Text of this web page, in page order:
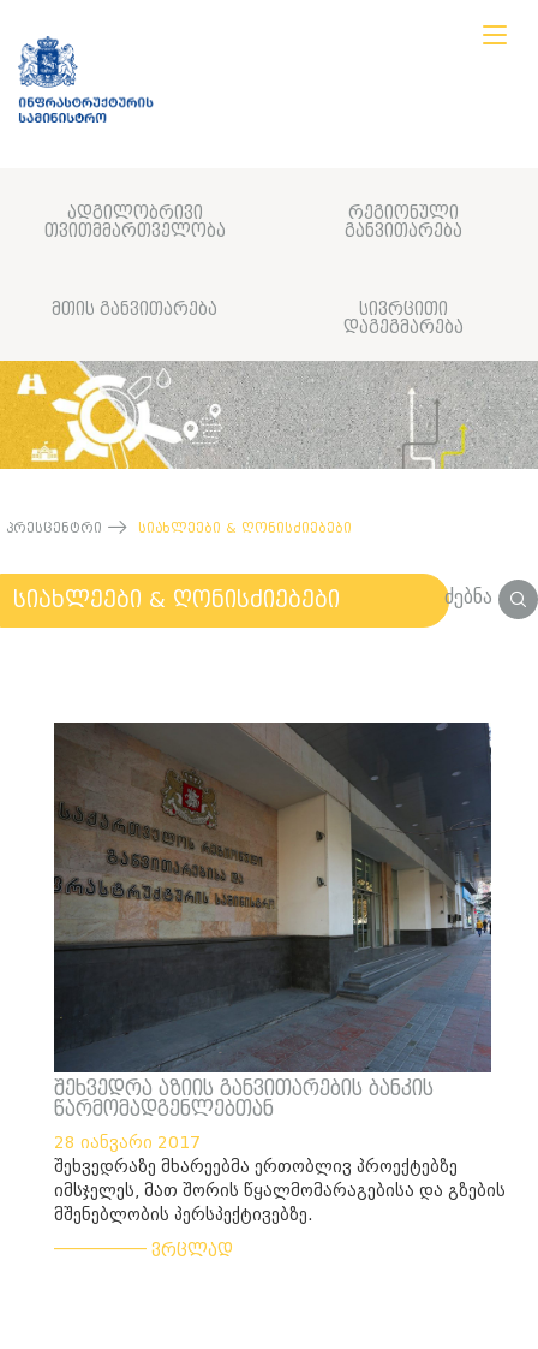
ადგილობრივი
თვითმმართველობა
რეგიონული
განვითარება
მთის განვითარება
სივრცითი
დაგეგმარება
პრესცენტრი სიახლეები & ღონისძიებები
სიახლეები & ღონისძიებები ძებნა
შეხვედრა აზიის განვითარების ბანკის
წარმომადგენლებთან
28 იანვარი 2017
შეხვედრაზე მხარეებმა ერთობლივ პროექტებზე
იმსჯელეს, მათ შორის წყალმომარაგებისა და გზების
მშენებლობის პერსპექტივებზე.
ვრცლად